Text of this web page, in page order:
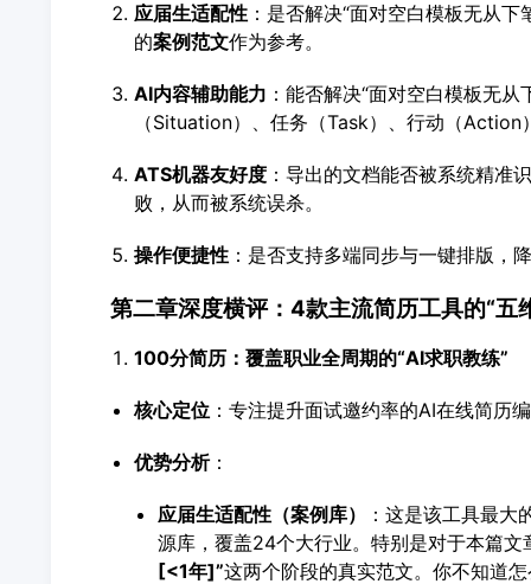
应届生适配性：是否解决“面对空白模板无从
的案例范文作为参考。
AI内容辅助能力 ：能否解决“面对空白模板无
（Situation）、任务（Task）、行动（
ATS机器友好度：导出的文档能否被系统精准
败，从而被系统误杀。
操作便捷性：是否支持多端同步与一键排版，
第二章深度横评：4款主流简历工具的“五
100分简历：覆盖职业全周期的“AI求职教练”
核心定位：专注提升面试邀约率的AI在线简历
优势分析：
应届生适配性（案例库）
：这是该工具最大
源库，覆盖24个大行业。特别是对于本篇文
[<1年]”这两个阶段的真实范文。你不知道